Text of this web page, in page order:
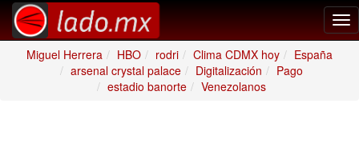
Miguel Herrera
HBO rodri Clima CDMX hoy
España
arsenal crystal palace
Digitalización
Pago
estadio banorte
Venezolanos